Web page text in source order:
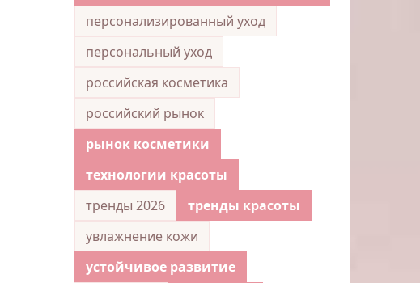
персонализированный уход
персональный уход
российская косметика
российский рынок
рынок косметики
технологии красоты
тренды 2026
тренды красоты
увлажнение кожи
устойчивое развитие